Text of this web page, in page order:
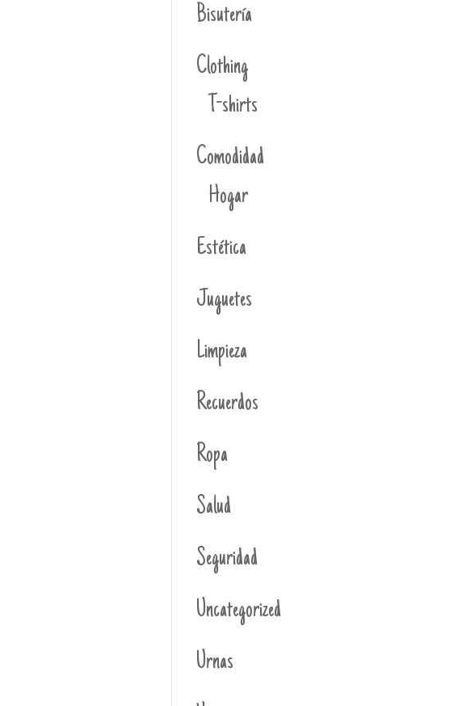
Bisutería
Clothing
T-shirts
Comodidad
Hogar
Estética
Juguetes
Limpieza
Recuerdos
Ropa
Salud
Seguridad
Uncategorized
Urnas